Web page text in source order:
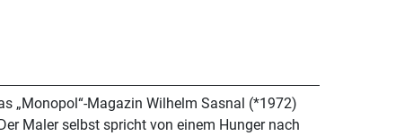
„Monopol“-Magazin Wilhelm Sasnal (*1972)
Maler selbst spricht von einem Hunger nach